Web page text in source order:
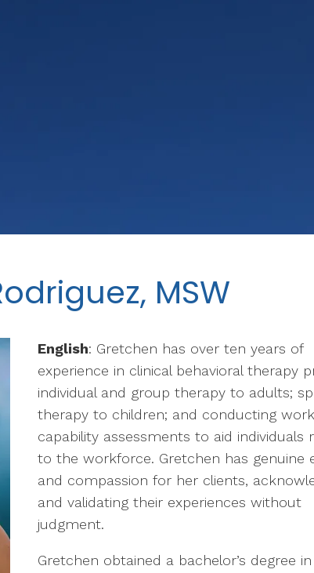
MSW
English: Gretchen has over ten years of
experience in clinical behavioral therapy
individual and group therapy to adults;
therapy to children; and conducting work
capability assessments to aid individuals
to the workforce. Gretchen has genuine
and compassion for her clients,
and validating their experiences without
judgment.
Gretchen obtained a bachelor’s degree in